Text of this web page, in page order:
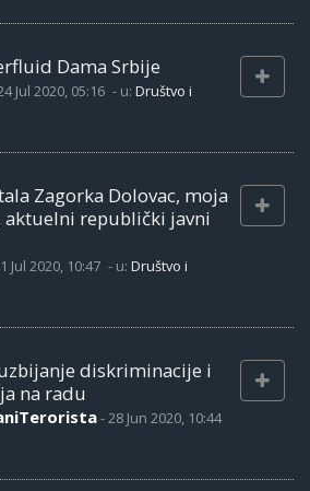
Dama Srbije
Jul 2020, 05:16 - u: Društvo i
Zagorka Dolovac, moja
aktuelni republički javni
Jul 2020, 10:47 - u: Društvo i
diskriminacije i
na radu
-28 Jun 2020, 10:44